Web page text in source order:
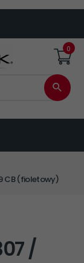
0
CB (fioletowy)
/